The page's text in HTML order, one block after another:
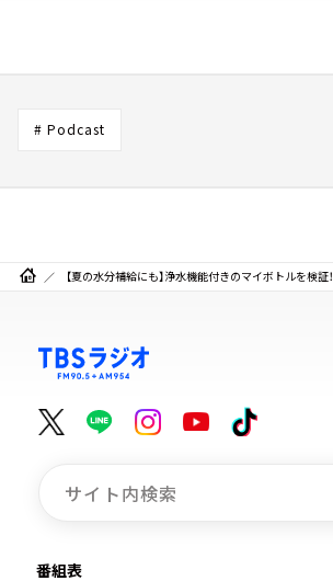
# Podcast
【夏の水分補給にも】浄水機能付きのマイボトルを検証！
番組表